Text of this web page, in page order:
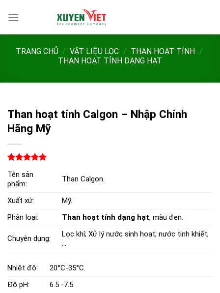
qua
TRANG CHỦ / VẬT LIỆU LỌC / THAN HOẠT TÍNH /
THAN HOẠT TÍNH DẠNG HẠT
Than hoạt tính Calgon – Nhập Chính
Hãng Mỹ
4.79
5 dựa trên
đánh giá
Tên sản
phẩm:
Than Calgon.
Xuất xứ:
Mỹ.
Phân loại:
Than hoạt tính dạng hạt, màu đen.
Chuyên dụng:
Lọc khí; Xử lý nước sinh hoạt; nước tinh khiết;
…
Nhiệt độ:
20°C-35°C.
Độ pH:
6.5 -7.5.